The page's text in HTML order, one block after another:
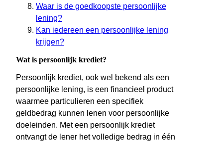
Waar is de goedkoopste persoonlijke
lening?
Kan iedereen een persoonlijke lening
krijgen?
Wat is persoonlijk krediet?
Persoonlijk krediet, ook wel bekend als een
persoonlijke lening, is een financieel product
waarmee particulieren een specifiek
geldbedrag kunnen lenen voor persoonlijke
doeleinden. Met een persoonlijk krediet
ontvangt de lener het volledige bedrag in één